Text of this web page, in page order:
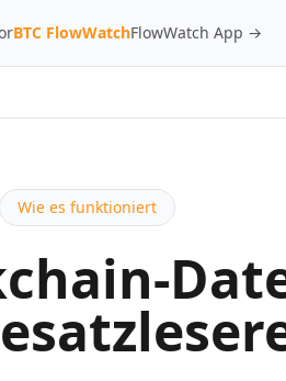
BTC FlowWatchFlowWatch App →
Wie es funktioniert